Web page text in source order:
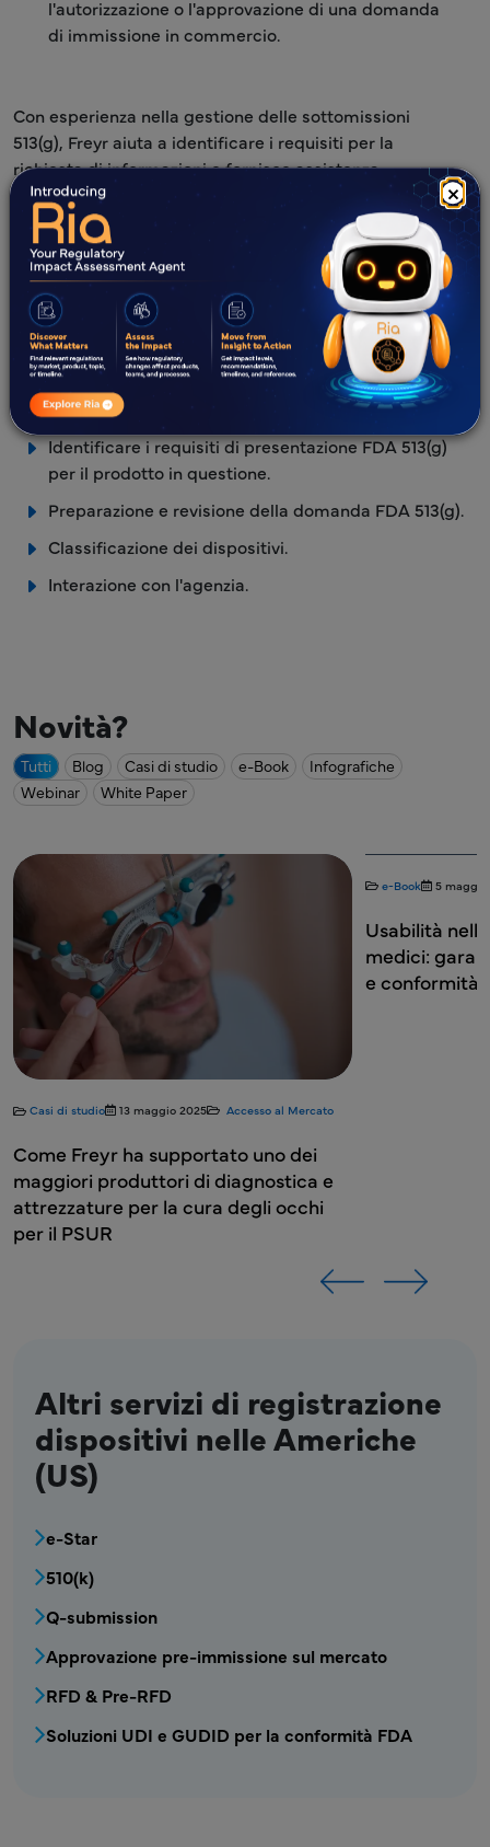
×
l'autorizzazione o l'approvazione di una domanda
di immissione in commercio.
Con esperienza nella gestione delle sottomissioni
513(g), Freyr aiuta a identificare i requisiti per la
richiesta di informazioni e fornisce assistenza
normativa nella preparazione e revisione della
domanda 513(g).
Competenza e vantaggi nella
presentazione FDA 513(g)
Competenza Vantaggi
Identificare i requisiti di presentazione FDA 513(g)
per il prodotto in questione.
Preparazione e revisione della domanda FDA 513(g).
Classificazione dei dispositivi.
Interazione con l'agenzia.
Novità?
Tutti Blog Casi di studio e-Book
Infografiche
Webinar
White Paper
Casi di studio 13 maggio 2025 Accesso al Mercato
Come Freyr ha supportato uno dei
maggiori produttori di diagnostica e
attrezzature per la cura degli occhi
per il PSUR
e-Book 5 maggio
Usabilità
medici:
e conformità
Altri servizi di registrazione
dispositivi nelle Americhe
(US)
MDV - Registrazione dei Dispositivi
e-Star
510(k)
Q-submission
Approvazione pre-immissione sul mercato
RFD & Pre-RFD
Soluzioni UDI e GUDID per la conformità FDA